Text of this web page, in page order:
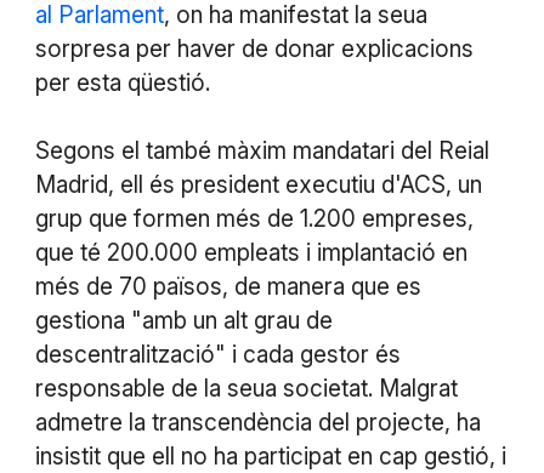
al Parlament, on ha manifestat la seua
sorpresa per haver de donar explicacions
per esta qüestió.
Segons el també màxim mandatari del Reial
Madrid, ell és president executiu d'ACS, un
grup que formen més de 1.200 empreses,
que té 200.000 empleats i implantació en
més de 70 països, de manera que es
gestiona "amb un alt grau de
descentralització" i cada gestor és
responsable de la seua societat. Malgrat
admetre la transcendència del projecte, ha
insistit que ell no ha participat en cap gestió, i